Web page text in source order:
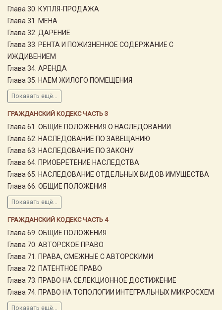
Глава 30. КУПЛЯ-ПРОДАЖА
Глава 31. МЕНА
Глава 32. ДАРЕНИЕ
Глава 33. РЕНТА И ПОЖИЗНЕННОЕ СОДЕРЖАНИЕ С
ИЖДИВЕНИЕМ
Глава 34. АРЕНДА
Глава 35. НАЕМ ЖИЛОГО ПОМЕЩЕНИЯ
Показать ещё...
ГРАЖДАНСКИЙ КОДЕКС ЧАСТЬ 3
Глава 61. ОБЩИЕ ПОЛОЖЕНИЯ О НАСЛЕДОВАНИИ
Глава 62. НАСЛЕДОВАНИЕ ПО ЗАВЕЩАНИЮ
Глава 63. НАСЛЕДОВАНИЕ ПО ЗАКОНУ
Глава 64. ПРИОБРЕТЕНИЕ НАСЛЕДСТВА
Глава 65. НАСЛЕДОВАНИЕ ОТДЕЛЬНЫХ ВИДОВ ИМУЩЕСТВА
Глава 66. ОБЩИЕ ПОЛОЖЕНИЯ
Показать ещё...
ГРАЖДАНСКИЙ КОДЕКС ЧАСТЬ 4
Глава 69. ОБЩИЕ ПОЛОЖЕНИЯ
Глава 70. АВТОРСКОЕ ПРАВО
Глава 71. ПРАВА, СМЕЖНЫЕ С АВТОРСКИМИ
Глава 72. ПАТЕНТНОЕ ПРАВО
Глава 73. ПРАВО НА СЕЛЕКЦИОННОЕ ДОСТИЖЕНИЕ
Глава 74. ПРАВО НА ТОПОЛОГИИ ИНТЕГРАЛЬНЫХ МИКРОСХЕМ
Показать ещё...